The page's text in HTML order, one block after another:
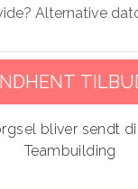
bliver sendt
Teambuilding